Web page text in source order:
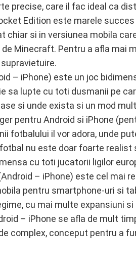
precise, care il fac ideal ca
Edition este marele
chiar si in versiunea mobila
Minecraft. Pentru a afla mai
– iPhone) este un joc
sa lupte cu toti dusmanii pe
si unde exista si un mod
pentru Android si iPhone
fotbalului il vor adora, unde
nu este doar foarte
cu toti jucatorii ligilor
– iPhone) este cel mai
pentru smartphone-uri si
cu mai multe expansiuni
– iPhone se afla de mult
complex, conceput pentru a